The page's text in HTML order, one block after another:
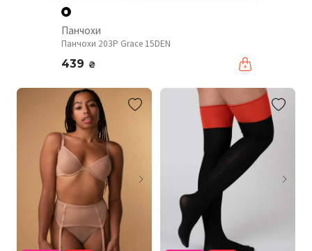
Панчохи
Панчохи 203P Grace 15DEN
439 ₴